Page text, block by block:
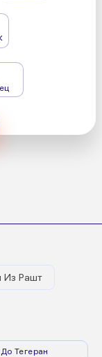
Из Рашт
Тегеран